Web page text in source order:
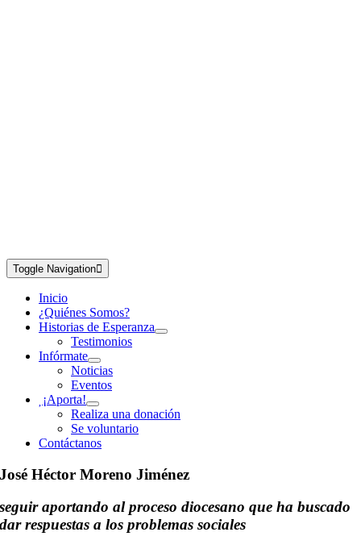
Toggle Navigation
Inicio
¿Quiénes Somos?
Historias de Esperanza
Testimonios
Infórmate
Noticias
Eventos
¡Aporta!
Realiza una donación
Se voluntario
Contáctanos
José Héctor Moreno Jiménez
seguir aportando al proceso diocesano que ha buscado
dar respuestas a los problemas sociales